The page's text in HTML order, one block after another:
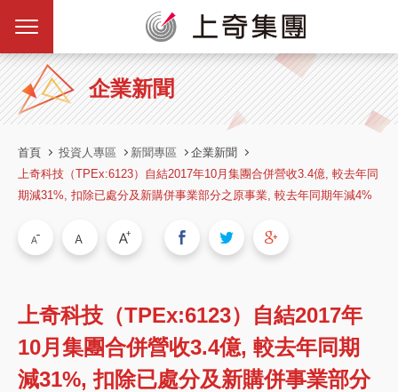
企業新聞
首頁 投資人專區 新聞專區
企業新聞
上奇科技（TPEx:6123）自結2017年10月集團合併營收3.4億, 較去年同
期減31%, 扣除已處分及新購併事業部分之原事業, 較去年同期年減4%
上奇科技（TPEx:6123）自結2017年
10月集團合併營收3.4億, 較去年同期
減31%, 扣除已處分及新購併事業部分